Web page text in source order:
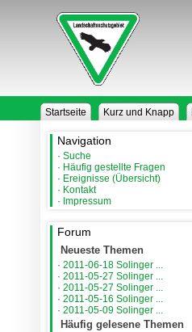
Startseite Kurz und Knapp
Navigation
· Suche
· Häufig gestellte Fragen
· Ereignisse (Übersicht)
· Kontakt
· Impressum
Forum
Neueste Themen
· 2011-06-18 Solinger ...
· 2011-05-27 Solinger ...
· 2011-05-27 Solinger ...
· 2011-05-16 Solinger ...
· 2011-05-09 Solinger ...
Häufig gelesene Themen